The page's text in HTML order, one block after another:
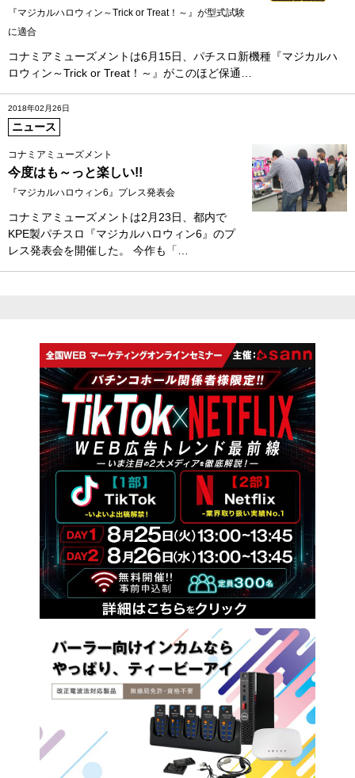
『マジカルハロウィン～Trick or Treat！～』が型式試験
に適合
コナミアミューズメントは6月15日、パチスロ新機種『マジカルハ
ロウィン～Trick or Treat！～』がこのほど保通…
2018年02月26日
ニュース
コナミアミューズメント
今度はも～っと楽しい!!
『マジカルハロウィン6』プレス発表会
コナミアミューズメントは2月23日、都内で
KPE製パチスロ『マジカルハロウィン6』のプ
レス発表会を開催した。 今作も「…